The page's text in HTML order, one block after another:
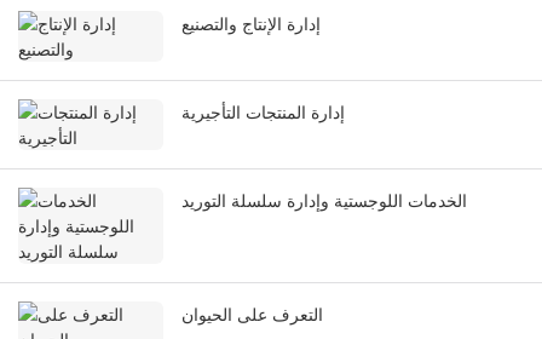
إدارة الإنتاج والتصنيع
إدارة المنتجات التأجيرية
الخدمات اللوجستية وإدارة سلسلة التوريد
التعرف على الحيوان